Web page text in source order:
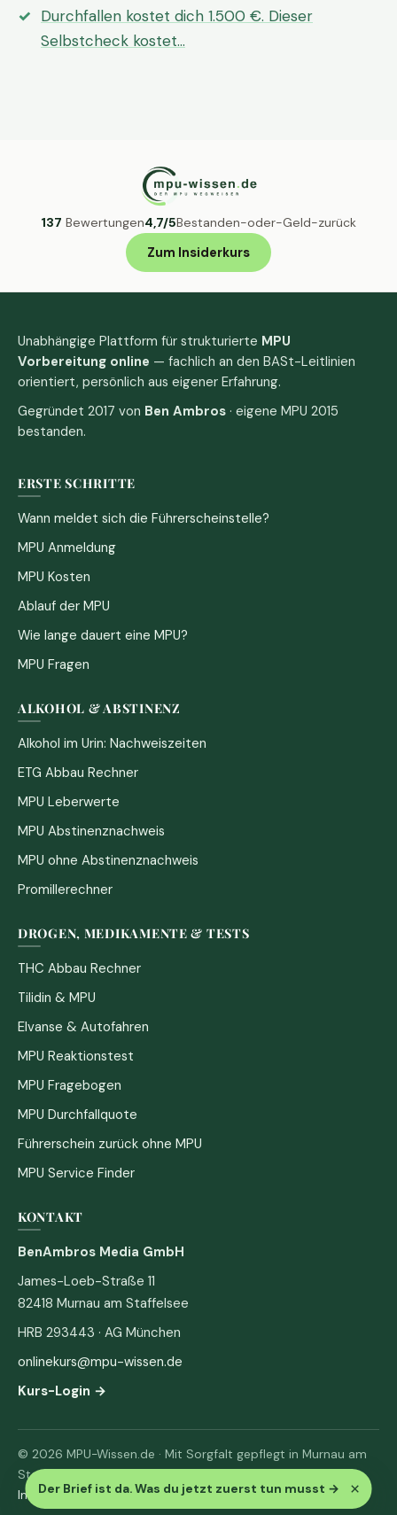
Durchfallen kostet dich 1.500 €. Dieser
Selbstcheck kostet…
Der Brief ist da. Was du jetzt zuerst tun musst → ×
137 Bewertungen4,7/5Bestanden-oder-Geld-zurück
Zum Insiderkurs
Unabhängige Plattform für strukturierte MPU
Vorbereitung online — fachlich an den BASt-Leitlinien
orientiert, persönlich aus eigener Erfahrung.
Gegründet 2017 von Ben Ambros · eigene MPU 2015
bestanden.
ERSTE SCHRITTE
Wann meldet sich die Führerscheinstelle?
MPU Anmeldung
MPU Kosten
Ablauf der MPU
Wie lange dauert eine MPU?
MPU Fragen
ALKOHOL & ABSTINENZ
Alkohol im Urin: Nachweiszeiten
ETG Abbau Rechner
MPU Leberwerte
MPU Abstinenznachweis
MPU ohne Abstinenznachweis
Promillerechner
DROGEN, MEDIKAMENTE & TESTS
THC Abbau Rechner
Tilidin & MPU
Elvanse & Autofahren
MPU Reaktionstest
MPU Fragebogen
MPU Durchfallquote
Führerschein zurück ohne MPU
MPU Service Finder
KONTAKT
BenAmbros Media GmbH
James-Loeb-Straße 11
82418 Murnau am Staffelsee
HRB 293443 · AG München
onlinekurs@mpu-wissen.de
Kurs-Login →
© 2026 MPU-Wissen.de · Mit Sorgfalt gepflegt in Murnau am
Staffelsee
Impressum· Datenschutz & AGB